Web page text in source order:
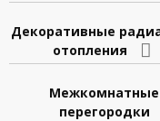
Декоративные
отопления
Межкомнатные
перегородки